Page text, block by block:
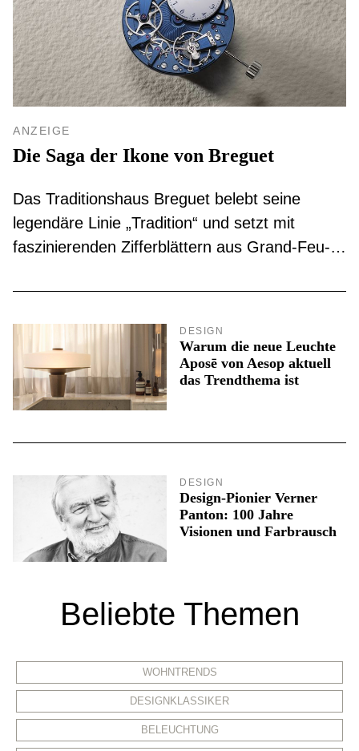
DESIGN
Warum die neue Leuchte
Aposē von Aesop aktuell
das Trendthema ist
DESIGN
Design-Pionier Verner
Panton: 100 Jahre
Visionen und Farbrausch
ANZEIGE
Die Saga der Ikone von Breguet
Das Traditionshaus Breguet belebt seine
legendäre Linie „Tradition“ und setzt mit
faszinierenden Zifferblättern aus Grand-Feu-
Materialkontrasten neue ästhetische
Beliebte Themen
WOHNTRENDS
DESIGNKLASSIKER
BELEUCHTUNG